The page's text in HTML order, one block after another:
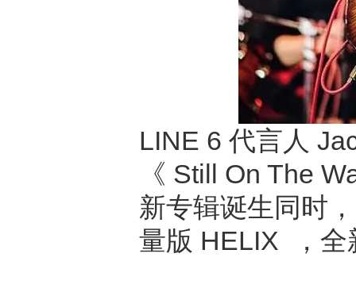
LINE 6 代言人
《 Still On The
新专辑诞生同时
量版 HELIX ，全